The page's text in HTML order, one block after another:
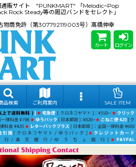
通販サイト "PUNKMART" 「Melodic~Pop
Rock Steady等の周辺バンドをセレクト」
物商免許（第307792119003号）髙橋伸幸
カート ログイン
品検索 ご利用案内 SALE ITEM